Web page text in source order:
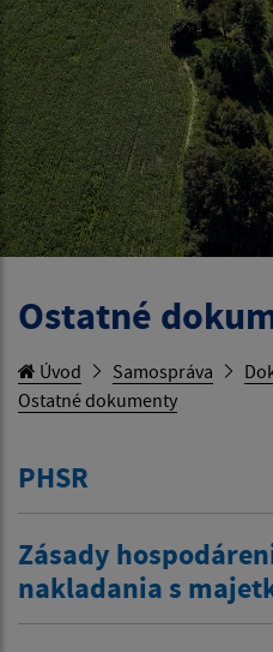
Ostatné
Úvod Samospráva
Ostatné dokumenty
PHSR
Zásady
nakladania s